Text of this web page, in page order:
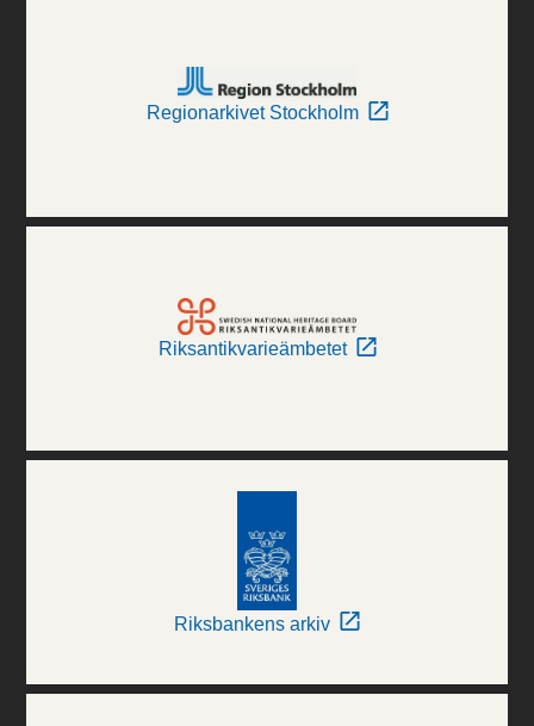
Regionarkivet Stockholm
Riksantikvarieämbetet
Riksbankens arkiv